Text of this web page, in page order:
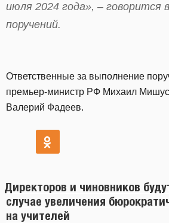
июля 2024 года», – говорится
поручений.
Ответственные за выполнение
премьер-министр РФ Михаил
Валерий Фадеев.
Директоров и чиновников
случае увеличения
на учителей